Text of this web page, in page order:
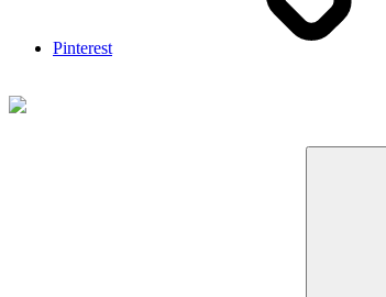
Pinterest